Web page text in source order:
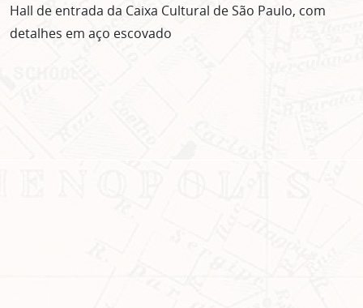
Hall de entrada da Caixa Cultural de São Paulo, com
detalhes em aço escovado